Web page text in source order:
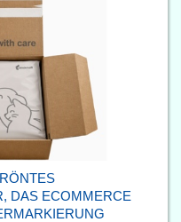
DAS ECOMMERCE